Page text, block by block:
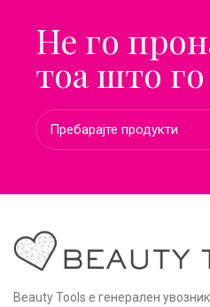
Не го
тоа што го
Beauty Tools е генерален